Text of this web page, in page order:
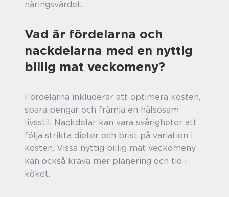
näringsvärdet.
Vad är fördelarna och
nackdelarna med en nyttig
billig mat veckomeny?
Fördelarna inkluderar att optimera kosten,
spara pengar och främja en hälsosam
livsstil. Nackdelar kan vara svårigheter att
följa strikta dieter och brist på variation i
kosten. Vissa nyttig billig mat veckomeny
kan också kräva mer planering och tid i
köket.